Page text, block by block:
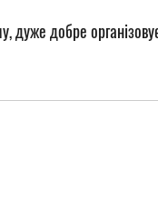
дуже добре